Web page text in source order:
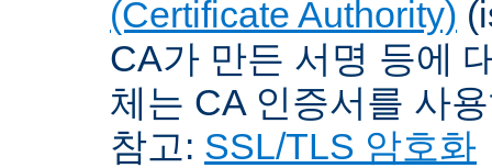
(Certificate Authority)
CA가 만든 서명 등에
체는 CA 인증서를 사
참고: SSL/TLS 암호화